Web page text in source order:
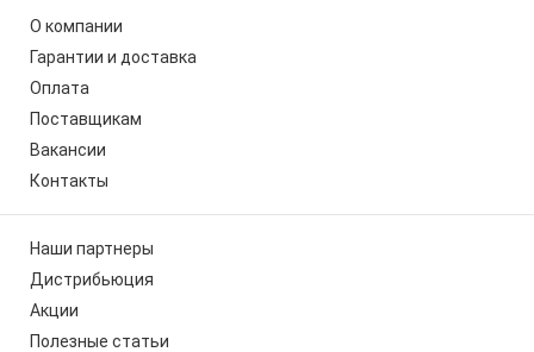
О компании
Гарантии и доставка
Оплата
Поставщикам
Вакансии
Контакты
Наши партнеры
Дистрибьюция
Акции
Полезные статьи